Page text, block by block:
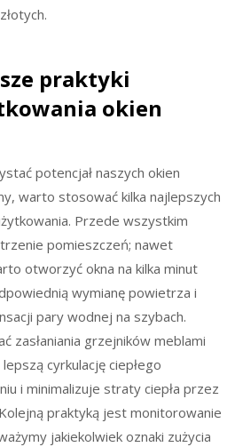
praktyki
okien
potencjał naszych okien
warto stosować kilka najlepszych
Przede wszystkim
pomieszczeń; nawet
otworzyć okna na kilka minut
wymianę powietrza i
pary wodnej na szybach.
zasłaniania grzejników meblami
cyrkulację ciepłego
i minimalizuje straty ciepła przez
praktyką jest monitorowanie
jakiekolwiek oznaki zużycia